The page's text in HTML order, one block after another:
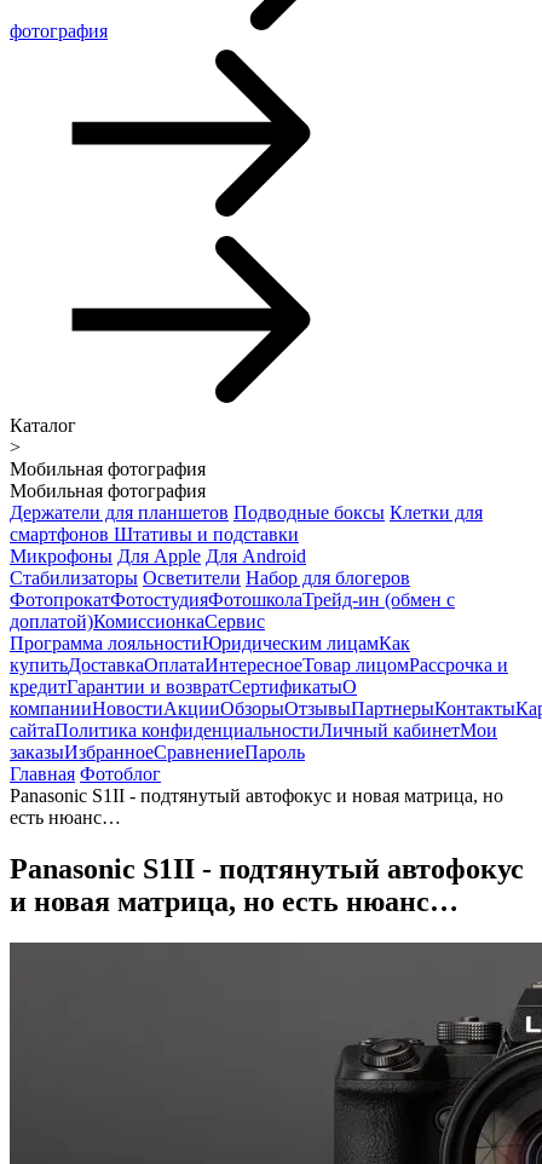
фотография
Каталог
>
Мобильная фотография
Мобильная фотография
Держатели для планшетов Подводные боксы Клетки для
смартфонов Штативы и подставки
Микрофоны Для Apple Для Android
Стабилизаторы Осветители Набор для блогеров
ФотопрокатФотостудияФотошколаТрейд-ин (обмен с
доплатой)КомиссионкаСервис
Программа лояльностиЮридическим лицамКак
купитьДоставкаОплатаИнтересноеТовар лицомРассрочка и
кредитГарантии и возвратСертификатыО
компанииНовостиАкцииОбзорыОтзывыПартнерыКонтакты
сайтаПолитика конфиденциальностиЛичный кабинетМои
заказыИзбранноеСравнениеПароль
Главная Фотоблог
Panasonic S1II - подтянутый автофокус и новая матрица, но
есть нюанс…
Panasonic S1II - подтянутый автофокус
и новая матрица, но есть нюанс…